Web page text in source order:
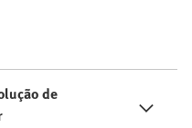
de